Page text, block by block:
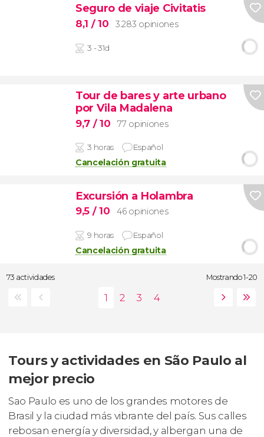
Seguro de viaje Civitatis
8,1 / 10 3.283 opiniones
3 - 31d
Tour de bares y arte urbano
por Vila Madalena
9,7 / 10 77 opiniones
3 horas Español
Cancelación gratuita
Excursión a Holambra
9,5 / 10 46 opiniones
9 horas Español
Cancelación gratuita
73 actividades Mostrando 1-20
Tours y actividades en São Paulo al
mejor precio
Sao Paulo es uno de los grandes motores de
Brasil y la ciudad más vibrante del país. Sus calles
rebosan energía y diversidad, y albergan una de